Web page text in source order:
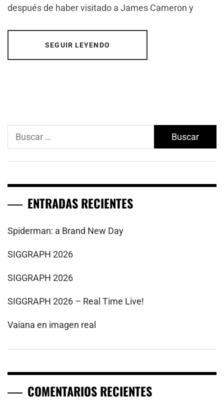
después de haber visitado a James Cameron y
SEGUIR LEYENDO
Buscar:
ENTRADAS RECIENTES
Spiderman: a Brand New Day
SIGGRAPH 2026
SIGGRAPH 2026
SIGGRAPH 2026 – Real Time Live!
Vaiana en imagen real
COMENTARIOS RECIENTES